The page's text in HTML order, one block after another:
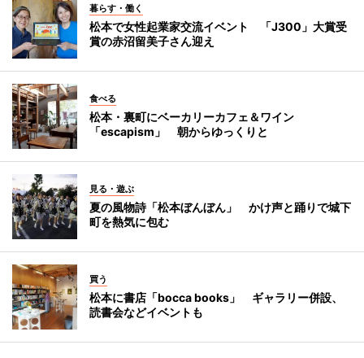
暮らす・働く
松本で女性起業家交流イベント 「J300」大賞受
賞の赤沼留美子さん迎え
食べる
松本・裏町にベーカリーカフェ＆ワイン
「escapism」 朝からゆっくりと
見る・遊ぶ
夏の風物詩「松本ぼんぼん」 かけ声と踊りで城下
町を熱気に包む
買う
松本に書店「bocca books」 ギャラリー併設、
読書会などイベントも